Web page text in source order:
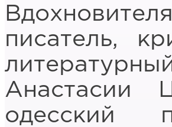
писатель,
Анастасии
одесский